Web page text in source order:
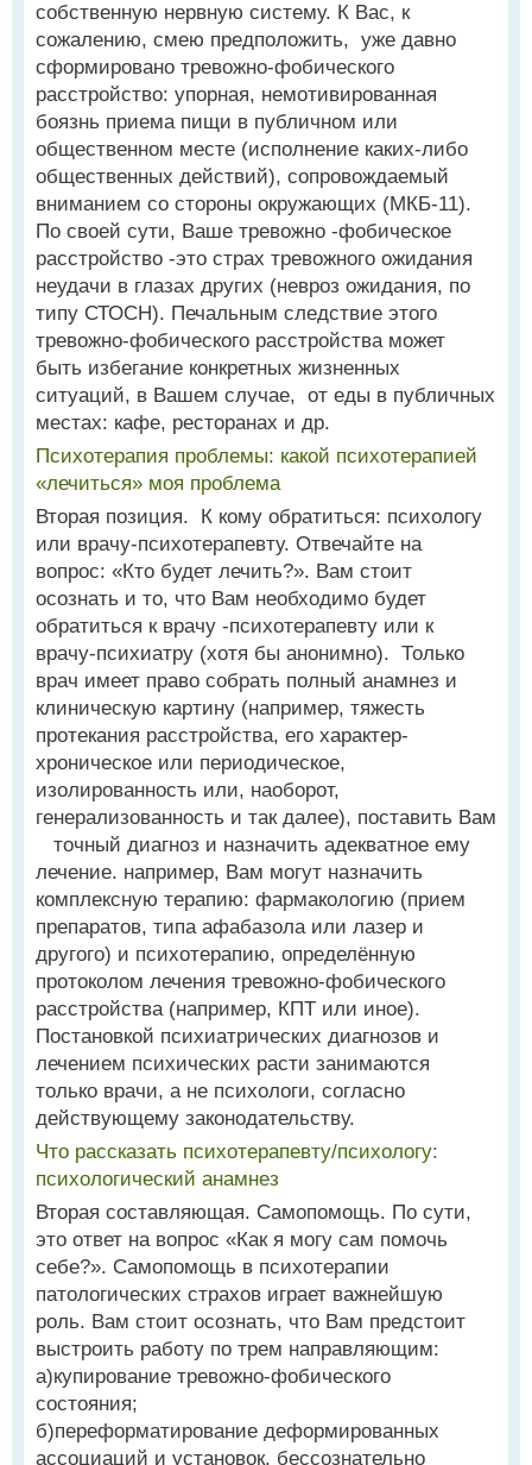
собственную нервную систему. К Вас, к
сожалению, смею предположить, уже давно
сформировано тревожно-фобического
расстройство: упорная, немотивированная
боязнь приема пищи в публичном или
общественном месте (исполнение каких-либо
общественных действий), сопровождаемый
вниманием со стороны окружающих (МКБ-11).
По своей сути, Ваше тревожно -фобическое
расстройство -это страх тревожного ожидания
неудачи в глазах других (невроз ожидания, по
типу СТОСН). Печальным следствие этого
тревожно-фобического расстройства может
быть избегание конкретных жизненных
ситуаций, в Вашем случае, от еды в публичных
местах: кафе, ресторанах и др.
Психотерапия проблемы: какой психотерапией
«лечиться» моя проблема
Вторая позиция. К кому обратиться: психологу
или врачу-психотерапевту. Отвечайте на
вопрос: «Кто будет лечить?». Вам стоит
осознать и то, что Вам необходимо будет
обратиться к врачу -психотерапевту или к
врачу-психиатру (хотя бы анонимно). Только
врач имеет право собрать полный анамнез и
клиническую картину (например, тяжесть
протекания расстройства, его характер-
хроническое или периодическое,
изолированность или, наоборот,
генерализованность и так далее), поставить Вам
точный диагноз и назначить адекватное ему
лечение. например, Вам могут назначить
комплексную терапию: фармакологию (прием
препаратов, типа афабазола или лазер и
другого) и психотерапию, определённую
протоколом лечения тревожно-фобического
расстройства (например, КПТ или иное).
Постановкой психиатрических диагнозов и
лечением психических расти занимаются
только врачи, а не психологи, согласно
действующему законодательству.
Что рассказать психотерапевту/психологу:
психологический анамнез
Вторая составляющая. Самопомощь. По сути,
это ответ на вопрос «Как я могу сам помочь
себе?». Самопомощь в психотерапии
патологических страхов играет важнейшую
роль. Вам стоит осознать, что Вам предстоит
выстроить работу по трем направляющим:
а)купирование тревожно-фобического
состояния;
б)переформатирование деформированных
ассоциаций и установок, бессознательно